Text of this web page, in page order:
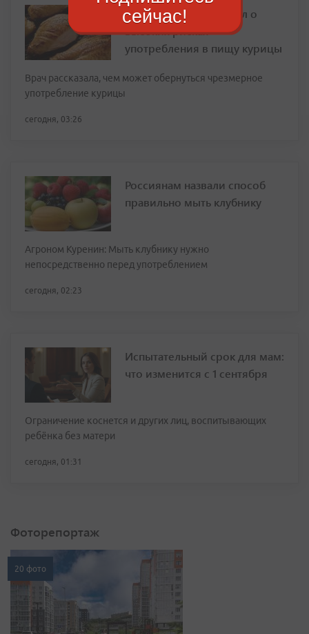
Диетолог предупредил о
высоких рисках
употребления в пищу курицы
Врач рассказала, чем может обернуться чрезмерное
употребление курицы
сегодня, 03:26
Россиянам назвали способ
правильно мыть клубнику
Агроном Куренин: Мыть клубнику нужно
непосредственно перед употреблением
сегодня, 02:23
Испытательный срок для мам:
что изменится с 1 сентября
Ограничение коснется и других лиц, воспитывающих
ребёнка без матери
сегодня, 01:31
Фоторепортаж
20 фото
сейчас!